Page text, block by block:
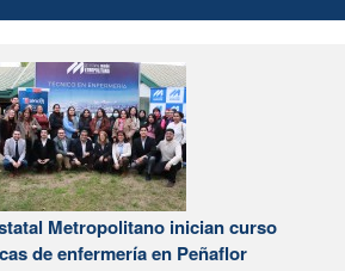
Metropolitano inician curso
de enfermería en Peñaflor